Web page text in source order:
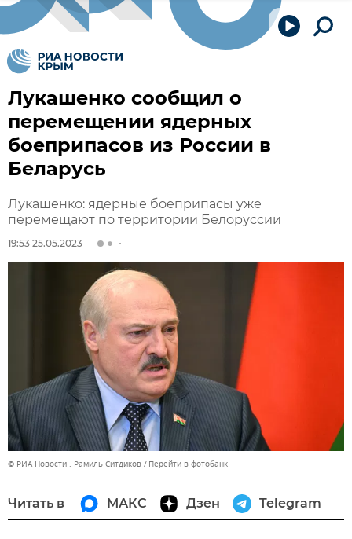
Лукашенко сообщил о
перемещении ядерных
боеприпасов из России в
Беларусь
Лукашенко: ядерные боеприпасы уже
перемещают по территории Белоруссии
19:53 25.05.2023
© РИА Новости . Рамиль Ситдиков Перейти в фотобанк
Читать в МАКС Дзен Telegram